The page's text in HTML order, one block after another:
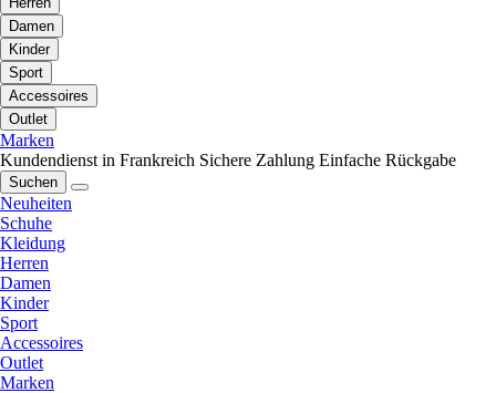
Damen
Kinder
Sport
Accessoires
Outlet
Marken
Kundendienst in Frankreich Sichere Zahlung Einfache Rückgabe
Suchen
Neuheiten
Schuhe
Kleidung
Herren
Damen
Kinder
Sport
Accessoires
Outlet
Marken